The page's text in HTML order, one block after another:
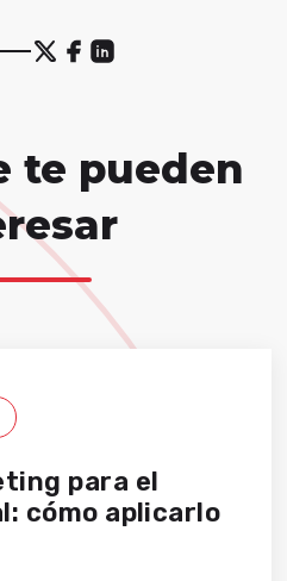
te pueden
para el
cómo aplicarlo